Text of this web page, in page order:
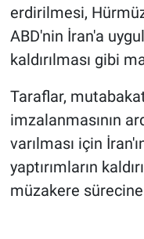
erdirilmesi, Hürmüz
ABD'nin İran'a
kaldırılması gibi
Taraflar,
imzalanmasının
varılması için
yaptırımların
müzakere